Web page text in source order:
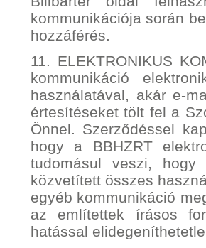
kommunikációja során
hozzáférés.
11. ELEKTRONIKUS
kommunikáció
használatával, akár e-
értesítéseket tölt fel a
Önnel. Szerződéssel
hogy a BBHZRT
tudomásul veszi,
közvetített összes
egyéb kommunikáció
az említettek írásos
hatással